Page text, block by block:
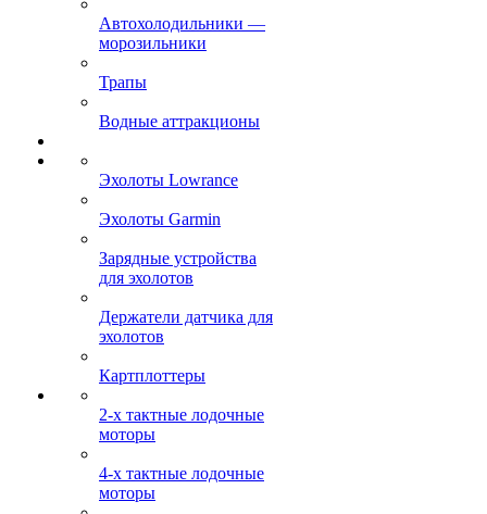
Автохолодильники —
морозильники
Трапы
Водные аттракционы
Эхолоты Lowrance
Эхолоты Garmin
Зарядные устройства
для эхолотов
Держатели датчика для
эхолотов
Картплоттеры
2-х тактные лодочные
моторы
4-х тактные лодочные
моторы